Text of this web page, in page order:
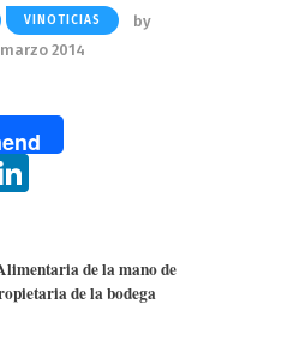
VINOTICIAS
by
2014
e
de la mano de
de la bodega